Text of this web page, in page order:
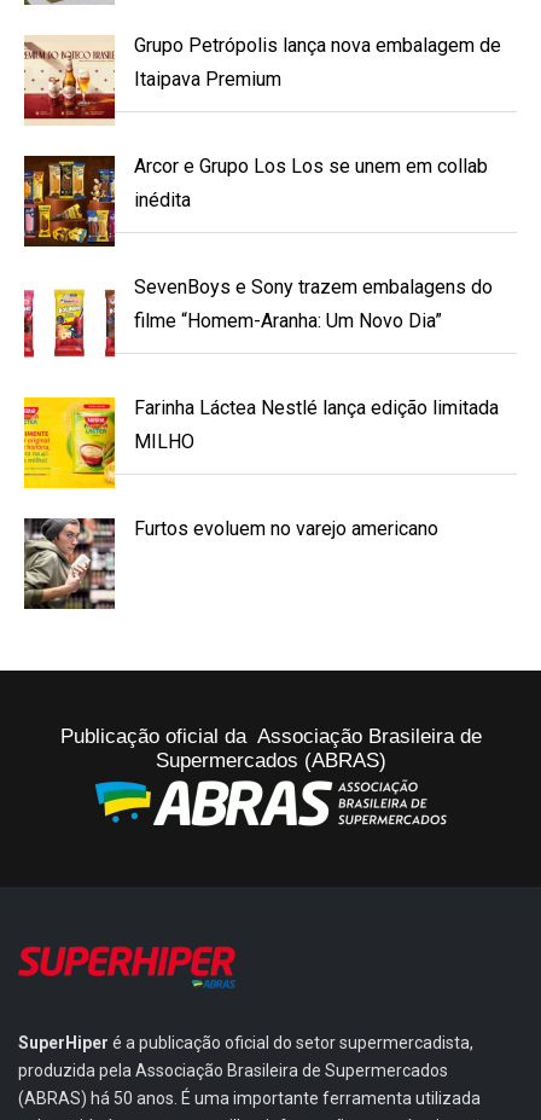
Grupo Petrópolis lança nova embalagem de
Itaipava Premium
Arcor e Grupo Los Los se unem em collab
inédita
SevenBoys e Sony trazem embalagens do
filme “Homem-Aranha: Um Novo Dia”
Farinha Láctea Nestlé lança edição limitada
MILHO
Furtos evoluem no varejo americano
Publicação oficial da Associação Brasileira de
Supermercados (ABRAS)
SuperHiper é a publicação oficial do setor supermercadista,
produzida pela Associação Brasileira de Supermercados
(ABRAS) há 50 anos. É uma importante ferramenta utilizada